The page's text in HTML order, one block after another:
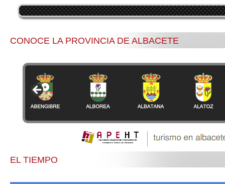
CONOCE LA PROVINCIA DE ALBACETE
EL TIEMPO